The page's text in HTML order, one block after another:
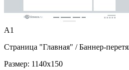
A1
Страница "Главная" / Баннер-
Размер: 1140x150